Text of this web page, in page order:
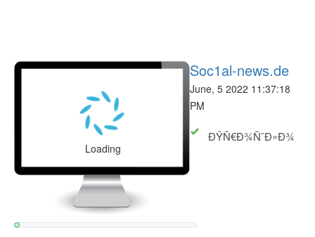
Loading
...
Soc1al-news.de
June, 5 2022 11:37:18
PM
ÐŸÑ€Ð¾ÑˆÐ»Ð¾